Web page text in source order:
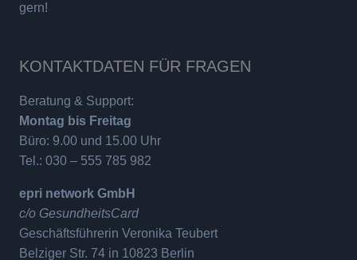
gern!
KONTAKTDATEN FÜR FRAGEN
Beratung & Support:
Montag bis Freitag
Büro: 9.00 und 15.00 Uhr
Tel.: 030 – 555 785 982
epri network GmbH
c/o GesundheitsCard
Geschäftsführerin Veronika Teubert
Belziger Str. 74 in 10823 Berlin